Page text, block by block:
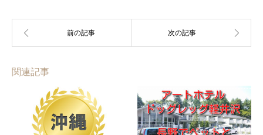
関連記事